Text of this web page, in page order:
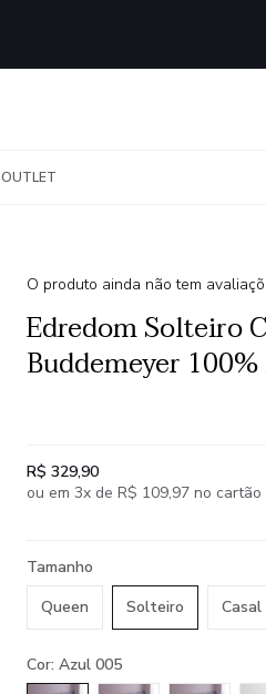
OUTLET
O produto ainda não tem
Edredom Solteiro
Buddemeyer
R$ 329,90
ou em 3x de R$ 109,97 no cartão
Tamanho
Queen
Solteiro Casal
Cor: Azul 005